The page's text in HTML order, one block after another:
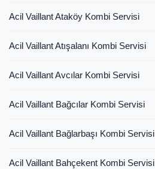
Acil Vaillant Ataköy Kombi Servisi
Acil Vaillant Atışalanı Kombi Servisi
Acil Vaillant Avcılar Kombi Servisi
Acil Vaillant Bağcılar Kombi Servisi
Acil Vaillant Bağlarbaşı Kombi Servisi
Acil Vaillant Bahçekent Kombi Servisi